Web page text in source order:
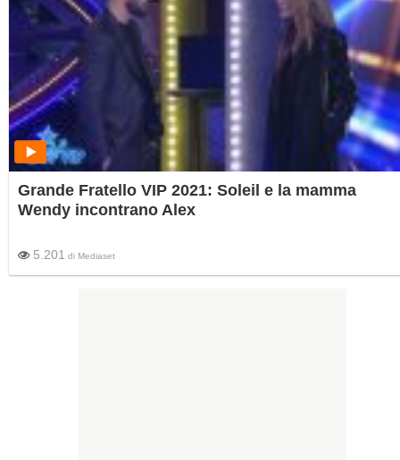
Grande Fratello VIP 2021: Soleil e la mamma
Wendy incontrano Alex
5.201 di Mediaset